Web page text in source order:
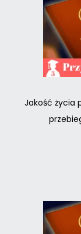
Jakość życia